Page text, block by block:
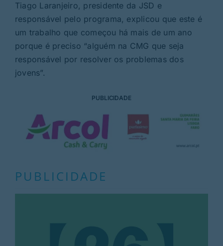
Tiago Laranjeiro, presidente da JSD e
responsável pelo programa, explicou que este é
um trabalho que começou há mais de um ano
porque é preciso “alguém na CMG que seja
responsável por resolver os problemas dos
jovens”.
PUBLICIDADE
PUBLICIDADE